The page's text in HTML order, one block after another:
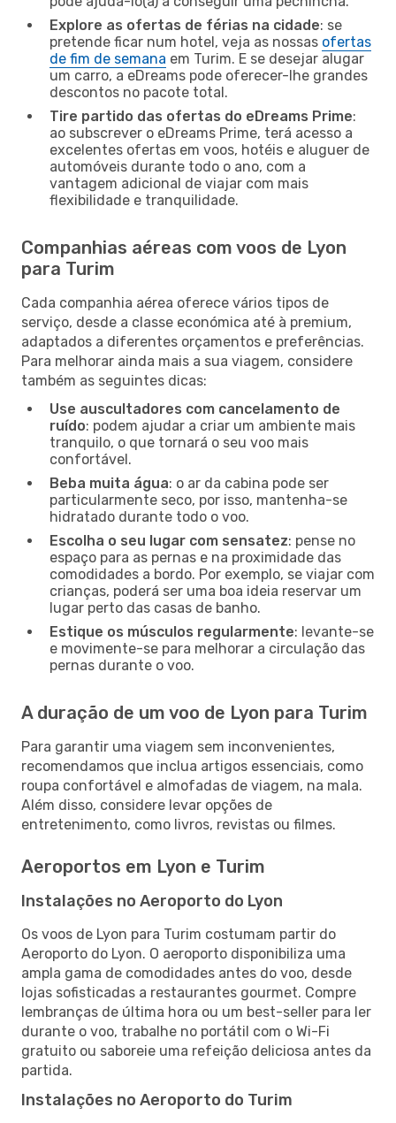
Explore as ofertas de férias na cidade: se
pretende ficar num hotel, veja as nossas ofertas
de fim de semana em Turim. E se desejar alugar
um carro, a eDreams pode oferecer-lhe grandes
descontos no pacote total.
Tire partido das ofertas do eDreams Prime:
ao subscrever o eDreams Prime, terá acesso a
excelentes ofertas em voos, hotéis e aluguer de
automóveis durante todo o ano, com a
vantagem adicional de viajar com mais
flexibilidade e tranquilidade.
Companhias aéreas com voos de Lyon
para Turim
Cada companhia aérea oferece vários tipos de
serviço, desde a classe económica até à premium,
adaptados a diferentes orçamentos e preferências.
Para melhorar ainda mais a sua viagem, considere
também as seguintes dicas:
Use auscultadores com cancelamento de
ruído: podem ajudar a criar um ambiente mais
tranquilo, o que tornará o seu voo mais
confortável.
Beba muita água: o ar da cabina pode ser
particularmente seco, por isso, mantenha-se
hidratado durante todo o voo.
Escolha o seu lugar com sensatez: pense no
espaço para as pernas e na proximidade das
comodidades a bordo. Por exemplo, se viajar com
crianças, poderá ser uma boa ideia reservar um
lugar perto das casas de banho.
Estique os músculos regularmente: levante-se
e movimente-se para melhorar a circulação das
pernas durante o voo.
A duração de um voo de Lyon para Turim
Para garantir uma viagem sem inconvenientes,
recomendamos que inclua artigos essenciais, como
roupa confortável e almofadas de viagem, na mala.
Além disso, considere levar opções de
entretenimento, como livros, revistas ou filmes.
Aeroportos em Lyon e Turim
Instalações no Aeroporto do Lyon
Os voos de Lyon para Turim costumam partir do
Aeroporto do Lyon. O aeroporto disponibiliza uma
ampla gama de comodidades antes do voo, desde
lojas sofisticadas a restaurantes gourmet. Compre
lembranças de última hora ou um best-seller para ler
durante o voo, trabalhe no portátil com o Wi-Fi
gratuito ou saboreie uma refeição deliciosa antes da
partida.
Instalações no Aeroporto do Turim